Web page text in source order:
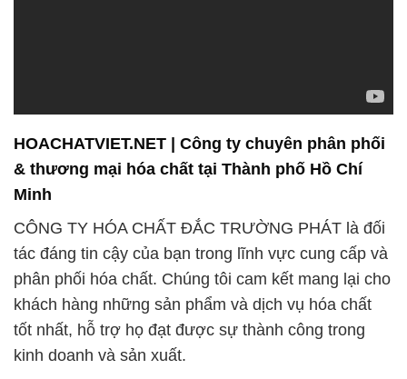
HOACHATVIET.NET | Công ty chuyên phân phối
& thương mại hóa chất tại Thành phố Hồ Chí
Minh
CÔNG TY HÓA CHẤT ĐẮC TRƯỜNG PHÁT là đối
tác đáng tin cậy của bạn trong lĩnh vực cung cấp và
phân phối hóa chất. Chúng tôi cam kết mang lại cho
khách hàng những sản phẩm và dịch vụ hóa chất
tốt nhất, hỗ trợ họ đạt được sự thành công trong
kinh doanh và sản xuất.